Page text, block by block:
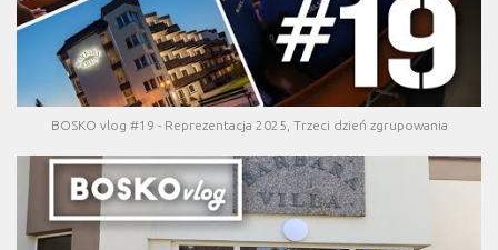
BOSKO vlog #19 - Reprezentacja 2025, Trzeci dzień zgrupowania